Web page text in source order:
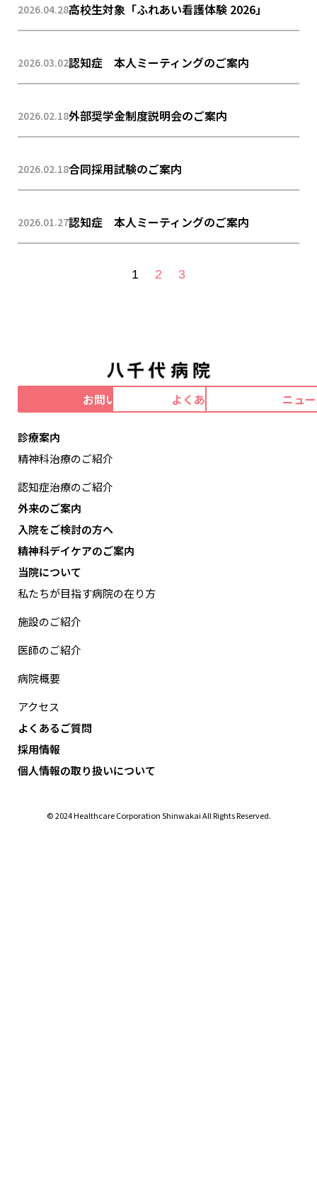
2026.04.28高校生対象「ふれあい看護体験 2026」
2026.03.02認知症 本人ミーティングのご案内
2026.02.18外部奨学金制度説明会のご案内
2026.02.18合同採用試験のご案内
2026.01.27認知症 本人ミーティングのご案内
1 2 3
お問い合わせ よくあるご質問 ニュ
診療案内
精神科治療のご紹介
認知症治療のご紹介
外来のご案内
入院をご検討の方へ
精神科デイケアのご案内
当院について
私たちが目指す病院の在り方
施設のご紹介
医師のご紹介
病院概要
アクセス
よくあるご質問
採用情報
個人情報の取り扱いについて
© 2024 Healthcare Corporation Shinwakai All Rights Reserved.